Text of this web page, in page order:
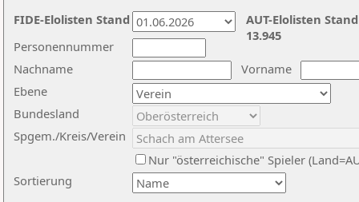
Nachname
Vorname
Ebene
Sortierung
Personennummer
Bundesland
Spgem./Kreis/Verein
Nur "österreichische" Spieler
AUT-Elolisten
13.945
FIDE-Elolisten Stand